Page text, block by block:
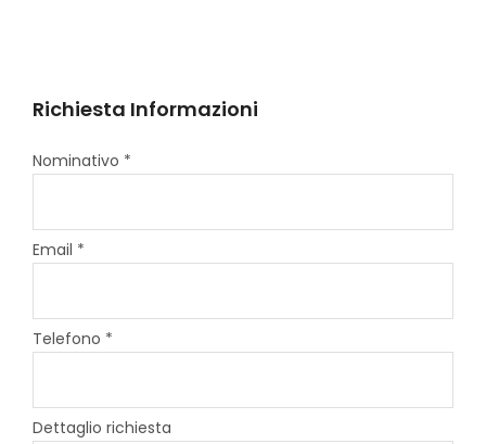
Richiesta Informazioni
Nominativo *
Email *
Telefono *
Dettaglio richiesta